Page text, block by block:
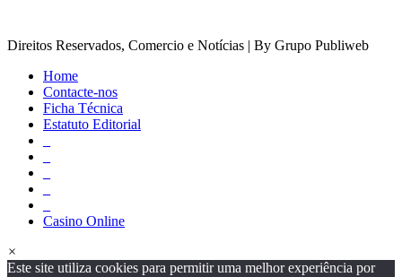
Direitos Reservados, Comercio e Notícias | By Grupo Publiweb
Home
Contacte-nos
Ficha Técnica
Estatuto Editorial
Casino Online
×
Este site utiliza cookies para permitir uma melhor experiência por